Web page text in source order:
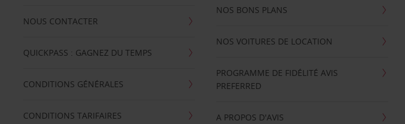
NOUS CONTACTER
QUICKPASS : GAGNEZ DU TEMPS
CONDITIONS GÉNÉRALES
CONDITIONS TARIFAIRES
NOS BONS PLANS
NOS VOITURES DE LOCATION
PROGRAMME DE FIDÉLITÉ AVIS
PREFERRED
A PROPOS D'AVIS